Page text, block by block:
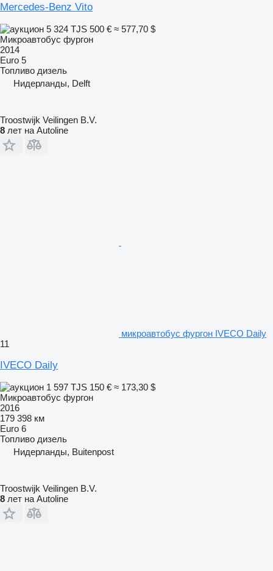
Mercedes-Benz Vito
5 324 TJS 500 € ≈ 577,70 $
Микроавтобус фургон
2014
Euro 5
Топливо дизель
Нидерланды, Delft
Troostwijk Veilingen B.V.
8 лет на Autoline
микроавтобус фургон IVECO Daily
11
IVECO Daily
1 597 TJS 150 € ≈ 173,30 $
Микроавтобус фургон
2016
179 398 км
Euro 6
Топливо дизель
Нидерланды, Buitenpost
Troostwijk Veilingen B.V.
8 лет на Autoline